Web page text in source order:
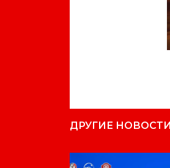
ДРУГИЕ НОВОСТИ